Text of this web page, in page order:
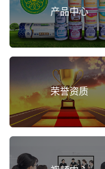
产品中心
荣誉资质